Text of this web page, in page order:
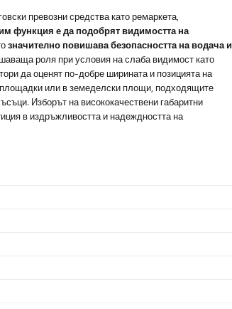
превозни средства като ремаркета,
функция е да подобрят видимостта на
значително повишава безопасността на водача и
роля при условия на слаба видимост като
да оценят по-добре ширината и позицията на
или в земеделски площи, подходящите
Изборът на висококачествени габаритни
в издръжливостта и надеждността на